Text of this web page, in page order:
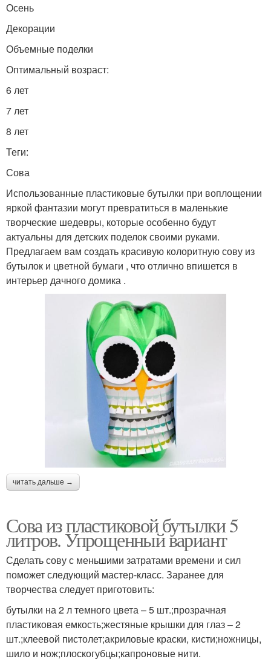
Осень
Декорации
Объемные поделки
Оптимальный возраст:
6 лет
7 лет
8 лет
Теги:
Сова
Использованные пластиковые бутылки при воплощении
яркой фантазии могут превратиться в маленькие
творческие шедевры, которые особенно будут
актуальны для детских поделок своими руками.
Предлагаем вам создать красивую колоритную сову из
бутылок и цветной бумаги , что отлично впишется в
интерьер дачного домика .
читать дальше →
Сова из пластиковой бутылки 5
литров. Упрощенный вариант
Сделать сову с меньшими затратами времени и сил
поможет следующий мастер-класс. Заранее для
творчества следует приготовить:
бутылки на 2 л темного цвета – 5 шт.;прозрачная
пластиковая емкость;жестяные крышки для глаз – 2
шт.;клеевой пистолет;акриловые краски, кисти;ножницы,
шило и нож;плоскогубцы;капроновые нити.